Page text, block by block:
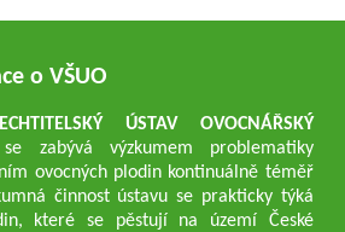
o VŠUO
ÚSTAV OVOCNÁŘSKÝ
se zabývá výzkumem problematiky
ovocných plodin kontinuálně téměř
činnost ústavu se prakticky týká
které se pěstují na území České